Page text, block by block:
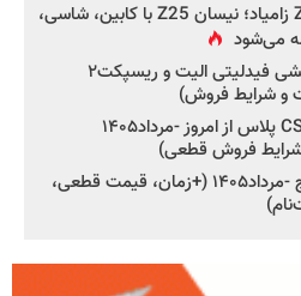
جزئیات جدید از پروژه Z25 زامیاد؛ نیسان Z25 با کابین، شاسی،
می‌شود
شروع فروش بدون قرعه‌کشی فیدلیتی الیت و ریسپکت۲
شروع ثبت‌نام چانگان CS۵۵ پلاس از امروز -مرداد۱۴۰۵
فروش قطعی)
شروع فروش کیا اسپورتیج -مرداد۱۴۰۵ (+زمان، قیمت قطعی،